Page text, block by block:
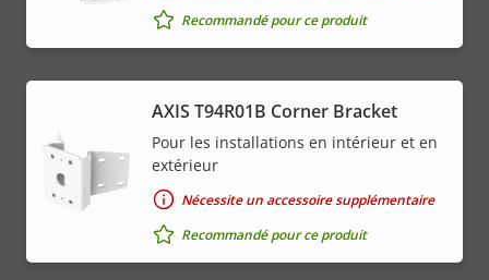
Recommandé pour ce produit
AXIS T94R01B Corner Bracket
Pour les installations en intérieur et en
extérieur
Nécessite un accessoire supplémentaire
Recommandé pour ce produit